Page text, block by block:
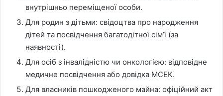
внутрішньо переміщеної особи.
Для родин з дітьми: свідоцтва про народження
дітей та посвідчення багатодітної сім’ї (за
наявності).
Для осіб з інвалідністю чи онкологією: відповідне
медичне посвідчення або довідка МСЕК.
Для власників пошкодженого майна: офіційний акт